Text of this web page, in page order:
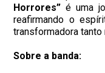
Horrores” é uma
reafirmando o
transformadora tanto
Sobre a banda: